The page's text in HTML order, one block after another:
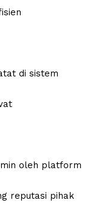
di sistem
oleh platform
reputasi pihak